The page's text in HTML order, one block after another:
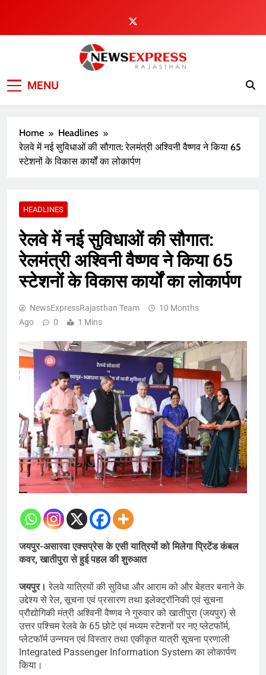
content
MENU
Home
Headlines
रेलवे में नई सुविधाओं की सौगात: रेलमंत्री अश्विनी वैष्णव ने किया 65
स्टेशनों के विकास कार्यों का लोकार्पण
HEADLINES
रेलवे में नई सुविधाओं की सौगात:
रेलमंत्री अश्विनी वैष्णव ने किया 65
स्टेशनों के विकास कार्यों का लोकार्पण
NewsExpressRajasthan Team
10 Months
Ago
0 1 Mins
जयपुर-असारवा एक्सप्रेस के एसी यात्रियों को मिलेगा प्रिटेंड कंबल
कवर, खातीपुरा से हुई पहल की शुरुआत
जयपुर।रेलवे यात्रियों की सुविधा और आराम को और बेहतर बनाने के
उद्देश्य से रेल, सूचना एवं प्रसारण तथा इलेक्ट्रॉनिकी एवं सूचना
प्रौद्योगिकी मंत्री अश्विनी वैष्णव ने गुरुवार को खातीपुरा (जयपुर) से
उत्तर पश्चिम रेलवे के 65 छोटे एवं मध्यम स्टेशनों पर नए प्लेटफॉर्म,
प्लेटफॉर्म उन्नयन एवं विस्तार तथा एकीकृत यात्री सूचना प्रणाली
Integrated Passenger Information System का लोकार्पण
किया।